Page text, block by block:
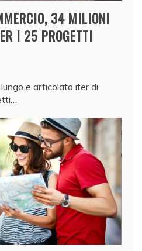
34 MILIONI
I 25 PROGETTI
e articolato iter di